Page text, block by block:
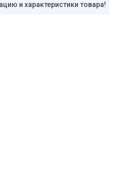
и характеристики товара!